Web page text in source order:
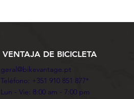
VENTAJA DE BICICLETA
geral@bikevantage.pt
Teléfono: +351 910 851 877*
Lun - Vie: 8:00 am - 7:00 pm